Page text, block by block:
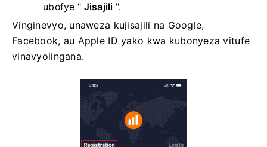
ubofye " Jisajili ".
Vinginevyo, unaweza kujisajili na Google,
Facebook, au Apple ID yako kwa kubonyeza vitufe
vinavyolingana.